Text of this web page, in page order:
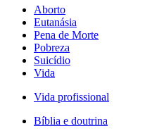
Aborto
Eutanásia
Pena de Morte
Pobreza
Suicídio
Vida
Vida profissional
Bíblia e doutrina